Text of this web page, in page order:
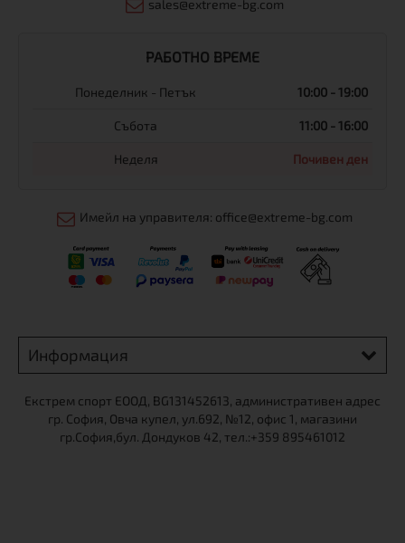
sales@extreme-bg.com
РАБОТНО ВРЕМЕ
Понеделник - Петък 10:00 - 19:00
Събота 11:00 - 16:00
Неделя Почивен ден
Имейл на управителя: office@extreme-bg.com
Информация
Екстрем спорт ЕООД, BG131452613, административен адрес
гр. София, Овча купел, ул.692, №12, офис 1, магазини
гр.София,бул. Дондуков 42, тел.:+359 895461012